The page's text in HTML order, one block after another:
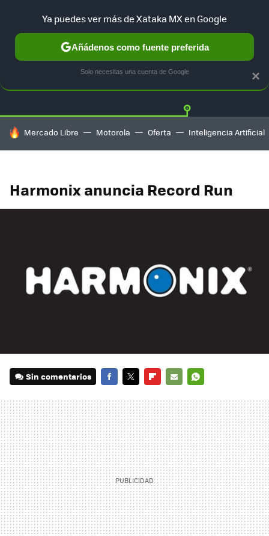
Twitter
HOY SE HABLA DE
Mercado Libre Motorola Oferta Inteligencia Artificial
Harmonix anuncia Record Run
Sin comentarios
MAIL
×
Ya puedes ver más de Xataka MX en Google
Añádenos como fuente preferida
Solo necesitas una cuenta de Google